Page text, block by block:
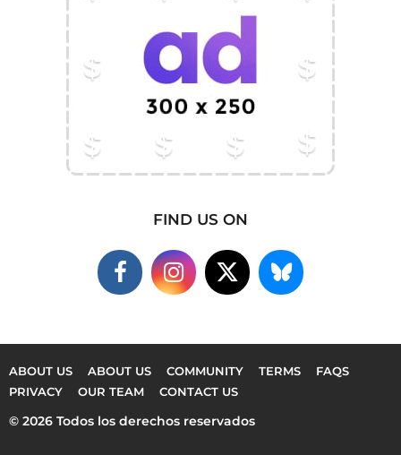
FIND US ON
ABOUT US ABOUT US COMMUNITY TERMS
FAQS
PRIVACY
OUR TEAM CONTACT US
© 2026 Todos los derechos reservados